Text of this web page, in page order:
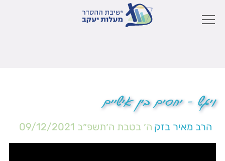
ויגש – יחסים בין אישיים
הרב מאיר בזק ה׳ בטבת ה׳תשפ״ב 09/12/2021